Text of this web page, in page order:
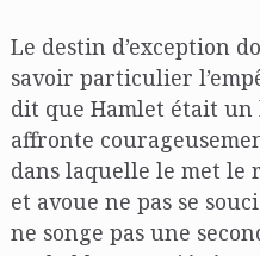
Le destin d’exception
savoir particulier
dit que Hamlet était un
affronte
dans laquelle le met le
et avoue ne pas se
ne songe pas une